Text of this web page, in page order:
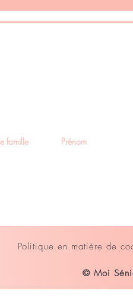
Politique en matière de
© Moi